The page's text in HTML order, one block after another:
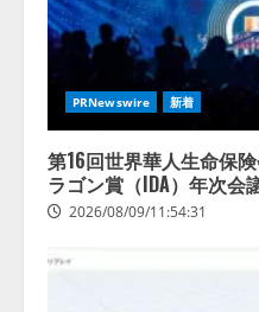
【
する調
きてい
業の
活用は
答
2026/
PRNewswire 新着
第16回世界華人生命保
ラゴン賞（IDA）年次会
2026/08/09/11:54:31